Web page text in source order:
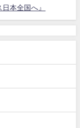
本全国へ』